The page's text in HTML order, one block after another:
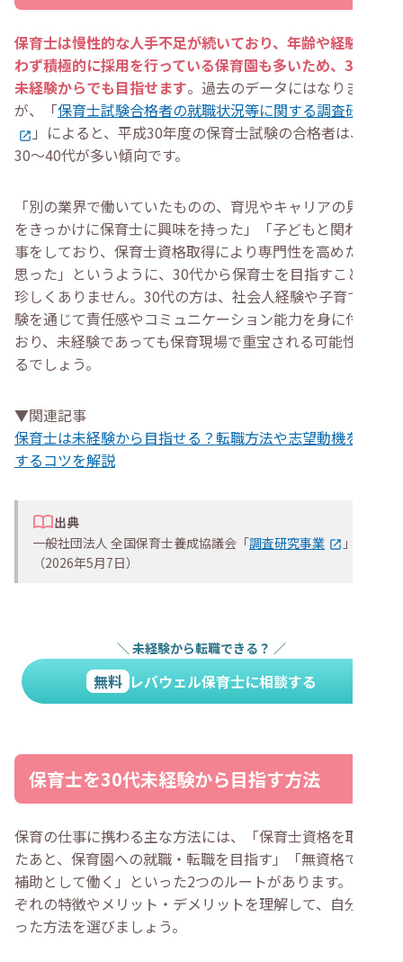
・公務員保育士を目指す場合は年齢制限を確認する
・自分に合った保育園選びを行う
・未経験OKの保育士求人探しは転職エージェントに相談
・保育士を30代未経験で目指す人によくある質問
・未経験の30代男性は保育士になれる？
・30代未経験から保育士になるのはきつい？
・35歳から保育士として転職できる？
・30代未経験から保育士資格を取得する最短ルートは？
・まとめ
保育士は慢性的な人手不足が続いており、年齢や経験を問
わず積極的に採用を行っている保育園も多いため、30代
未経験からでも目指せます。過去のデータにはなります
が、「保育士試験合格者の就職状況等に関する調査研究
」によると、平成30年度の保育士試験の合格者は、
30〜40代が多い傾向です。
「別の業界で働いていたものの、育児やキャリアの見直し
をきっかけに保育士に興味を持った」「子どもと関わる仕
事をしており、保育士資格取得により専門性を高めたいと
思った」というように、30代から保育士を目指すことは
珍しくありません。30代の方は、社会人経験や子育て経
験を通じて責任感やコミュニケーション能力を身に付けて
おり、未経験であっても保育現場で重宝される可能性があ
るでしょう。
▼関連記事
保育士は未経験から目指せる？転職方法や志望動機を作成
するコツを解説
出典
一般社団法人 全国保育士養成協議会「調査研究事業
」
（2026年5月7日）
＼ 未経験から転職できる？ ／
無料 レバウェル保育士に相談する
保育士を30代未経験から目指す方法
保育の仕事に携わる主な方法には、「保育士資格を取得し
たあと、保育園への就職・転職を目指す」「無資格で保育
補助として働く」といった2つのルートがあります。それ
ぞれの特徴やメリット・デメリットを理解して、自分に合
った方法を選びましょう。